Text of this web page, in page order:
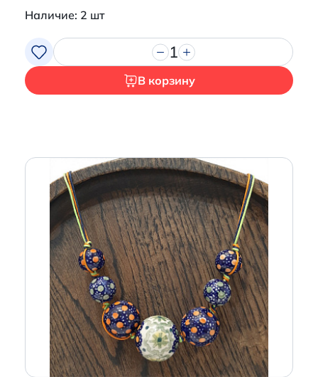
Наличие: 2 шт
1
В корзину